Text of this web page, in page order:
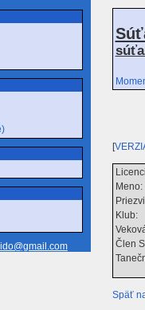
[
Meno:
Klub:
Člen
Späť